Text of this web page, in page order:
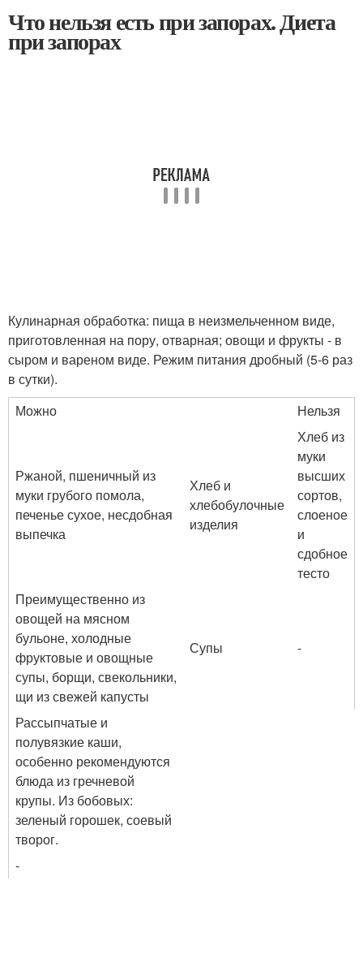
Что нельзя есть при запорах. Диета
при запорах
Кулинарная обработка: пища в неизмельченном виде,
приготовленная на пору, отварная; овощи и фрукты - в
сыром и вареном виде. Режим питания дробный (5-6 раз
в сутки).
Можно
Нельзя
Ржаной, пшеничный из
муки грубого помола,
печенье сухое, несдобная
выпечка
Хлеб и
хлебобулочные
изделия
Хлеб из
муки
высших
сортов,
слоеное
и
сдобное
тесто
Преимущественно из
овощей на мясном
бульоне, холодные
фруктовые и овощные
супы, борщи, свекольники,
щи из свежей капусты
Супы -
Рассыпчатые и
полувязкие каши,
особенно рекомендуются
блюда из гречневой
крупы. Из бобовых:
зеленый горошек, соевый
творог.
-